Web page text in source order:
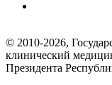
© 2010-2026,
клинический
Президента